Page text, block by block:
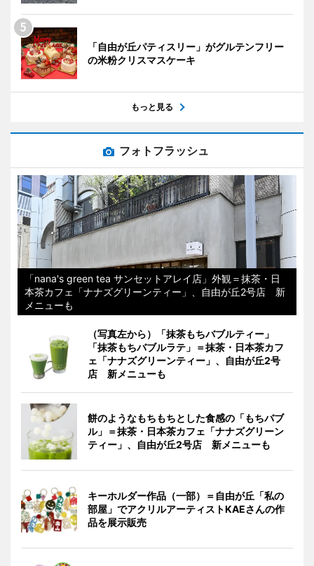
「自由が丘パティスリー」がグルテンフリー
の米粉クリスマスケーキ
もっと見る
フォトフラッシュ
「nana's green tea サンセットアレイ店」外観＝抹茶・日
本茶カフェ「ナナズグリーンティー」、自由が丘2号店 新
メニューも
（写真左から）「抹茶もちバブルティー」
「抹茶もちバブルラテ」＝抹茶・日本茶カフ
ェ「ナナズグリーンティー」、自由が丘2号
店 新メニューも
餅のようなもちもちとした食感の「もちバブ
ル」＝抹茶・日本茶カフェ「ナナズグリーン
ティー」、自由が丘2号店 新メニューも
キーホルダー作品（一部）＝自由が丘「私の
部屋」でアクリルアーティストKAEさんの作
品を展示販売